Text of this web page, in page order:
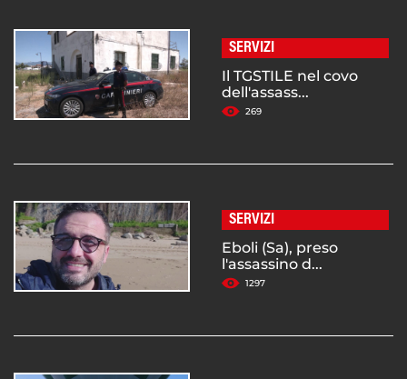
SERVIZI
Il TGSTILE nel covo
dell'assass...
269
SERVIZI
Eboli (Sa), preso
l'assassino d...
1297